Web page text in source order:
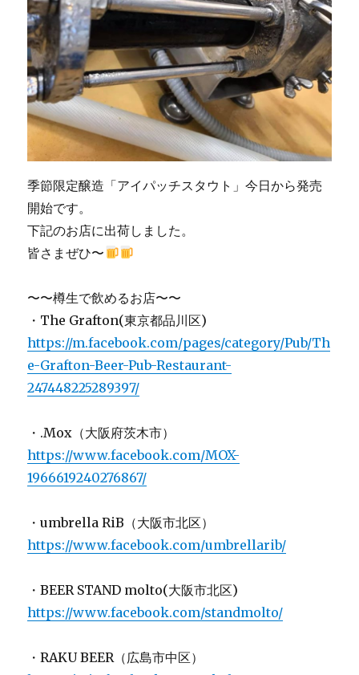
季節限定醸造「アイパッチスタウト」今日から発売
開始です。
下記のお店に出荷しました。
皆さまぜひ〜
〜〜樽生で飲めるお店〜〜
・The Grafton(東京都品川区)
https://m.facebook.com/pages/category/Pub/Th
e-Grafton-Beer-Pub-Restaurant-
247448225289397/
・.Mox（大阪府茨木市）
https://www.facebook.com/MOX-
1966619240276867/
・umbrella RiB（大阪市北区）
https://www.facebook.com/umbrellarib/
・BEER STAND molto(大阪市北区)
https://www.facebook.com/standmolto/
・RAKU BEER（広島市中区）